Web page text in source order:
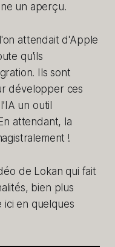
un aperçu.
attendait d'Apple
qu'ils
Ils sont
développer ces
un outil
attendant, la
!
de Lokan qui fait
bien plus
ici en quelques